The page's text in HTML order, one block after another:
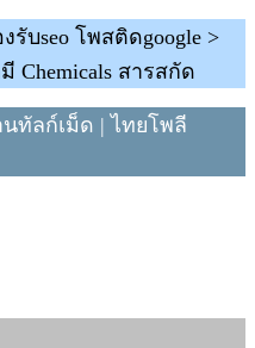
บseo โพสติดgoogle >
สารสกัด
ทัลก์เม็ด | ไทยโพลี